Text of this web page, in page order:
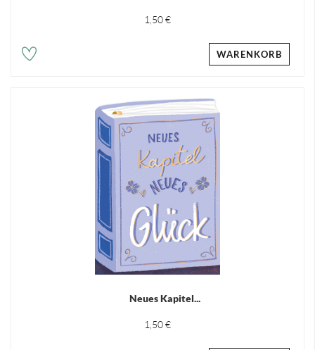
1,50 €
WARENKORB
Neues Kapitel...
1,50 €